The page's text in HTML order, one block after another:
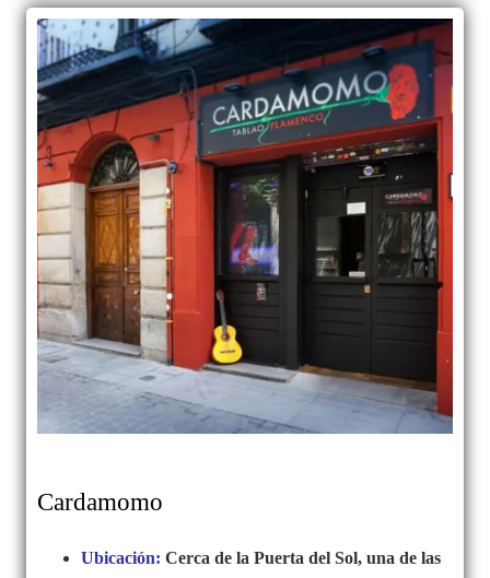
Cardamomo
Ubicación: Cerca de la Puerta del Sol, una de las